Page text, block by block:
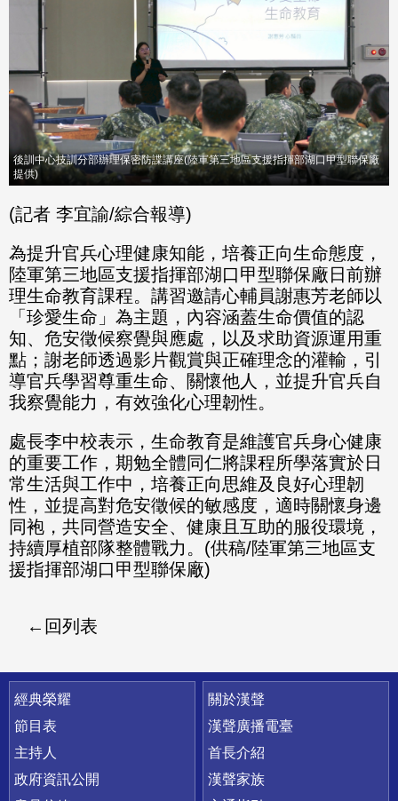
ok
後訓中心技訓分部辦理保密防諜講座(陸軍第三地區支援指揮部湖口甲型聯保廠
提供)
(記者 李宜諭/綜合報導)
為提升官兵心理健康知能，培養正向生命態度，
陸軍第三地區支援指揮部湖口甲型聯保廠日前辦
理生命教育課程。講習邀請心輔員謝惠芳老師以
「珍愛生命」為主題，內容涵蓋生命價值的認
知、危安徵候察覺與應處，以及求助資源運用重
點；謝老師透過影片觀賞與正確理念的灌輸，引
導官兵學習尊重生命、關懷他人，並提升官兵自
我察覺能力，有效強化心理韌性。
處長李中校表示，生命教育是維護官兵身心健康
的重要工作，期勉全體同仁將課程所學落實於日
常生活與工作中，培養正向思維及良好心理韌
性，並提高對危安徵候的敏感度，適時關懷身邊
同袍，共同營造安全、健康且互助的服役環境，
持續厚植部隊整體戰力。(供稿/陸軍第三地區支
援指揮部湖口甲型聯保廠)
回列表
快速連結
經典榮耀
節目表
主持人
政府資訊公開
關於漢聲
漢聲廣播電臺
首長介紹
漢聲家族